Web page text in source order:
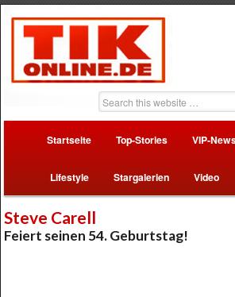
Startseite Top-Stories VIP-
Lifestyle Stargalerien Video
Steve Carell
Feiert seinen 54. Geburtstag!